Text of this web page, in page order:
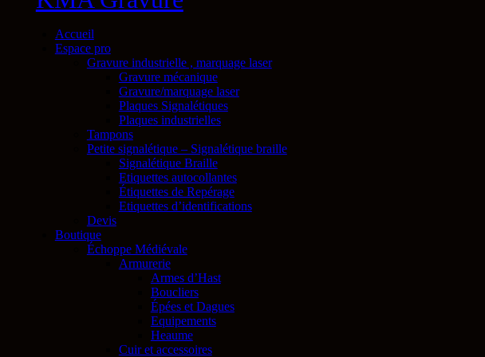
Accueil
Espace pro
Gravure industrielle , marquage laser
Gravure mécanique
Gravure/marquage laser
Plaques Signalétiques
Plaques industrielles
Tampons
Petite signalétique – Signalétique braille
Signalétique Braille
Etiquettes autocollantes
Étiquettes de Repérage
Etiquettes d’identifications
Devis
Boutique
Échoppe Médiévale
Armurerie
Armes d’Hast
Boucliers
Épées et Dagues
Equipements
Heaume
Cuir et accessoires